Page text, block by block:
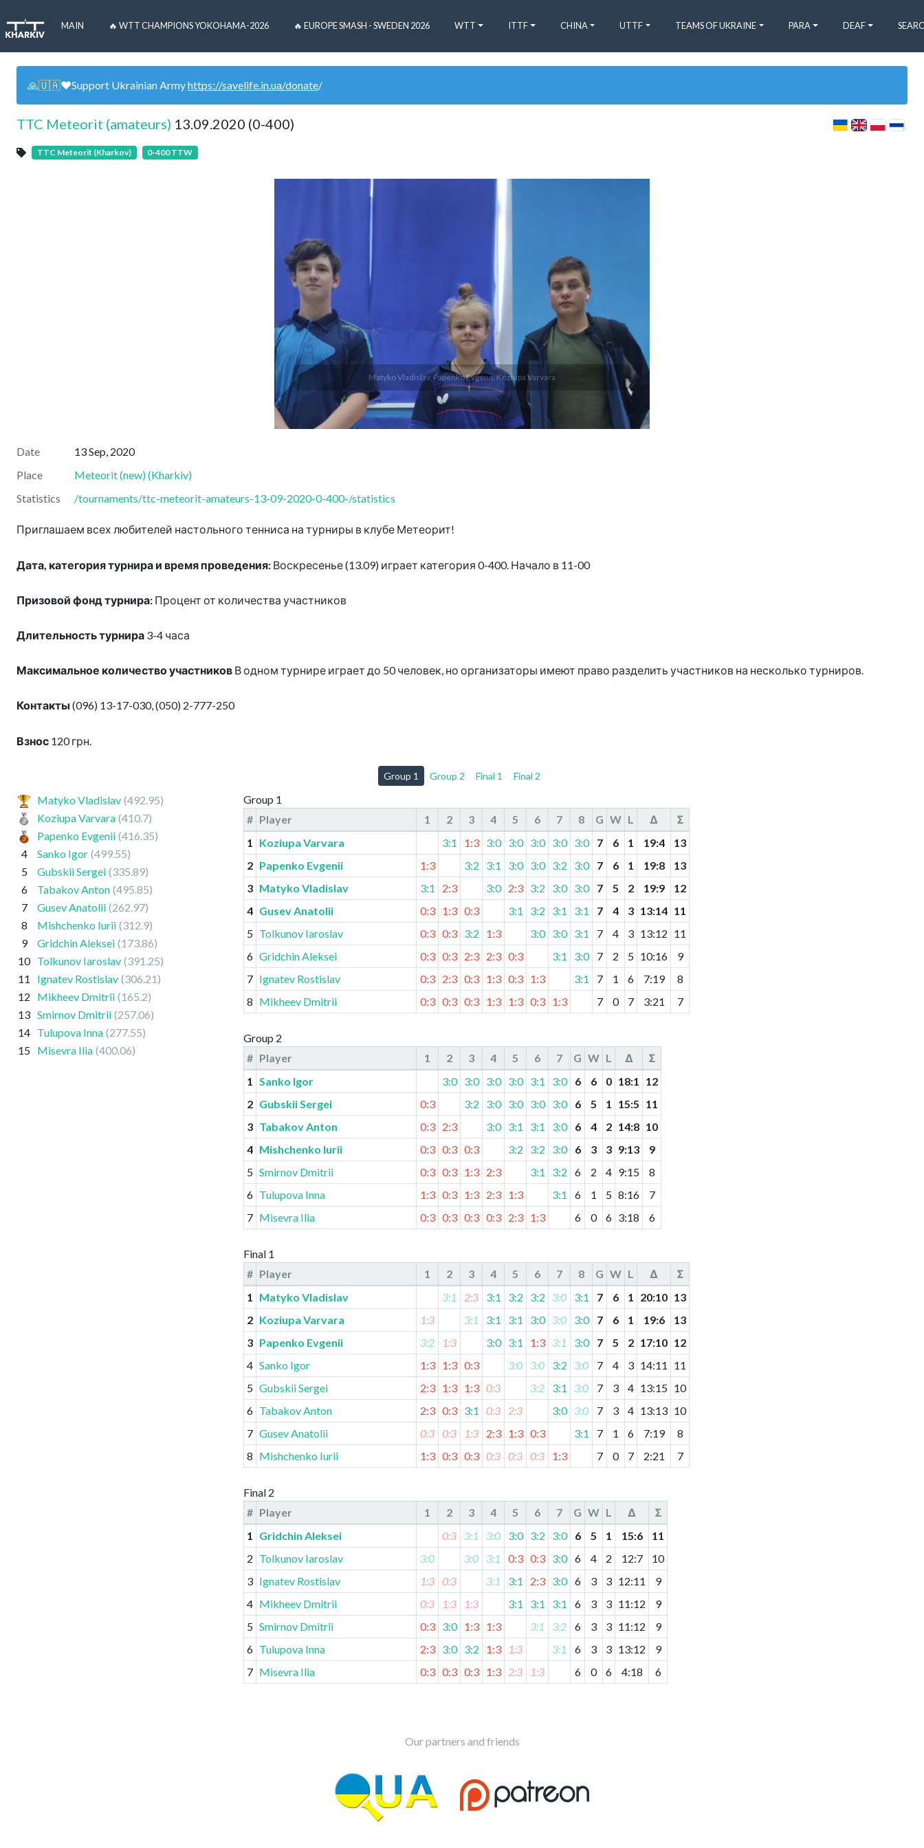
MAIN 🔥 WTT CHAMPIONS YOKOHAMA-2026 🔥 EUROPE SMASH - SWEDEN 2026 WTT ITTF CHINA UTTF TEAMS OF UKRAINE PARA DEAF
🙏🇺🇦❤️Support Ukrainian Armyhttps://savelife.in.ua/donate/
TTC Meteorit (amateurs) 13.09.2020 (0-400)
TTC Meteorit (Kharkov) 0-400 TTW
Matyko Vladislav, Papenko Evgenii, Koziupa Varvara
Date
13 Sep, 2020
Place
Meteorit (new)(Kharkiv)
Statistics
/tournaments/ttc-meteorit-amateurs-13-09-2020-0-400-/statistics
Приглашаем всех любителей настольного тенниса на турниры в клубе Метеорит!
Дата, категория турнира и время проведения: Воскресенье (13.09) играет категория 0-400. Начало в 11-00
Призовой фонд турнира: Процент от количества участников
Длительность турнира 3-4 часа
Максимальное количество участников В одном турнире играет до 50 человек, но организаторы имеют право разделить участников на несколько турниров.
Контакты(096) 13-17-030, (050) 2-777-250
Взнос 120 грн.
Group 1 Group 2 Final 1 Final 2
Matyko Vladislav (492.95)
Koziupa Varvara (410.7)
Papenko Evgenii (416.35)
4
Sanko Igor (499.55)
5
Gubskii Sergei (335.89)
6
Tabakov Anton (495.85)
7
Gusev Anatolii (262.97)
8
Mishchenko Iurii (312.9)
9
Gridchin Aleksei (173.86)
10 Tolkunov Iaroslav (391.25)
11
Ignatev Rostislav (306.21)
12
Mikheev Dmitrii (165.2)
13 Smirnov Dmitrii (257.06)
14 Tulupova Inna (277.55)
15 Misevra Ilia (400.06)
Group 1
# Player 1 2 3 4 5 6 7 8 G W L Δ
Σ
1
Koziupa Varvara 3:1 1:3 3:0 3:0 3:0 3:0 3:0 7 6 1 19:4
13
2 Papenko Evgenii 1:3 3:2 3:1 3:0 3:0 3:2 3:0 7 6 1 19:8
13
3 Matyko Vladislav 3:1 2:3 3:0 2:3 3:2 3:0 3:0 7 5 2 19:9
12
4 Gusev Anatolii 0:3 1:3 0:3 3:1 3:2 3:1 3:1 7 4 3 13:14 11
5 Tolkunov Iaroslav 0:3 0:3 3:2 1:3 3:0 3:0 3:1 7 4 3 13:12 11
6 Gridchin Aleksei 0:3 0:3 2:3 2:3 0:3 3:1 3:0 7 2 5 10:16
9
7 Ignatev Rostislav 0:3 2:3 0:3 1:3 0:3 1:3 3:1 7 1 6 7:19
8
8 Mikheev Dmitrii 0:3 0:3 0:3 1:3 1:3 0:3 1:3 7 0 7 3:21 7
Group 2
# Player 1 2 3 4 5 6 7 G W L Δ
Σ
1
Sanko Igor 3:0 3:0 3:0 3:0 3:1 3:0 6 6 0 18:1
12
2 Gubskii Sergei 0:3 3:2 3:0 3:0 3:0 3:0 6 5 1 15:5 11
3 Tabakov Anton 0:3 2:3 3:0 3:1 3:1 3:0 6 4 2 14:8 10
4 Mishchenko Iurii 0:3 0:3 0:3 3:2 3:2 3:0 6 3 3 9:13
9
5 Smirnov Dmitrii 0:3 0:3 1:3 2:3 3:1 3:2 6 2 4 9:15
8
6 Tulupova Inna 1:3 0:3 1:3 2:3 1:3 3:1 6 1 5 8:16
7
7 Misevra Ilia 0:3 0:3 0:3 0:3 2:3 1:3 6 0 6 3:18 6
Final 1
# Player 1 2 3 4 5 6 7 8 G W L Δ
Σ
1
Matyko Vladislav 3:1 2:3 3:1 3:2 3:2 3:0 3:1 7 6 1 20:10 13
2 Koziupa Varvara 1:3 3:1 3:1 3:1 3:0 3:0 3:0 7 6 1 19:6
13
3 Papenko Evgenii 3:2 1:3 3:0 3:1 1:3 3:1 3:0 7 5 2 17:10 12
4 Sanko Igor 1:3 1:3 0:3 3:0 3:0 3:2 3:0 7 4 3 14:11
11
5 Gubskii Sergei 2:3 1:3 1:3 0:3 3:2 3:1 3:0 7 3 4 13:15 10
6 Tabakov Anton 2:3 0:3 3:1 0:3 2:3 3:0 3:0 7 3 4 13:13 10
7 Gusev Anatolii 0:3 0:3 1:3 2:3 1:3 0:3 3:1 7 1 6 7:19
8
8 Mishchenko Iurii 1:3 0:3 0:3 0:3 0:3 0:3 1:3 7 0 7 2:21 7
Final 2
# Player 1 2 3 4 5 6 7 G W L Δ
Σ
1
Gridchin Aleksei 0:3 3:1 3:0 3:0 3:2 3:0 6 5 1 15:6
11
2 Tolkunov Iaroslav 3:0 3:0 3:1 0:3 0:3 3:0 6 4 2 12:7
10
3 Ignatev Rostislav 1:3 0:3 3:1 3:1 2:3 3:0 6 3 3 12:11
9
4 Mikheev Dmitrii 0:3 1:3 1:3 3:1 3:1 3:1 6 3 3 11:12
9
5 Smirnov Dmitrii 0:3 3:0 1:3 1:3 3:1 3:2 6 3 3 11:12
9
6 Tulupova Inna 2:3 3:0 3:2 1:3 1:3 3:1 6 3 3 13:12
9
7 Misevra Ilia 0:3 0:3 0:3 1:3 2:3 1:3 6 0 6 4:18 6
Our partners and friends